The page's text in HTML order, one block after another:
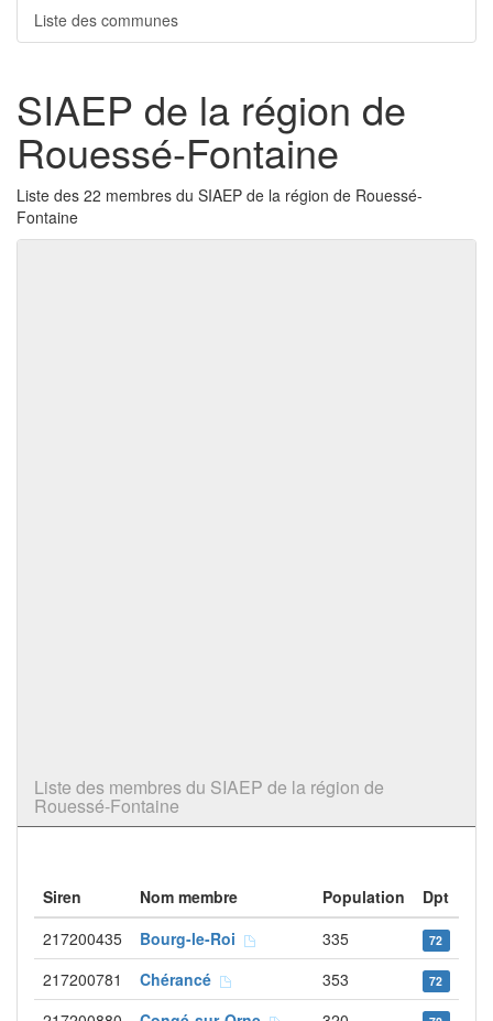
Liste des communes
SIAEP de la région de
Rouessé-Fontaine
Liste des 22 membres du SIAEP de la région de Rouessé-
Fontaine
Liste des membres du SIAEP de la région de
Rouessé-Fontaine
Siren Nom membre Population
Dpt
217200435
Bourg-le-Roi 335 72
217200781 Chérancé 353 72